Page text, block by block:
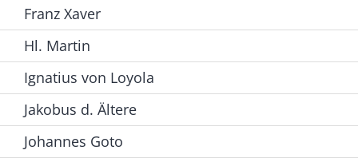
Franz Xaver
Hl. Martin
Ignatius von Loyola
Jakobus d. Ältere
Johannes Goto